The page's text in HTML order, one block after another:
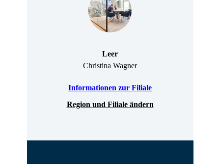
Leer
Christina Wagner
Informationen zur Filiale
Region und Filiale ändern